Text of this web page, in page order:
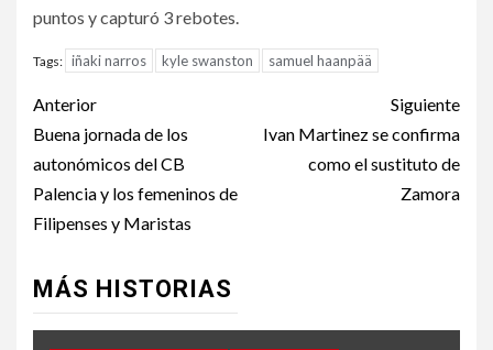
puntos y capturó 3 rebotes.
Tags: iñaki narros kyle swanston samuel haanpää
Anterior
Buena jornada de los
autonómicos del CB
Palencia y los femeninos de
Filipenses y Maristas
Siguiente
Ivan Martinez se confirma
como el sustituto de
Zamora
MÁS HISTORIAS